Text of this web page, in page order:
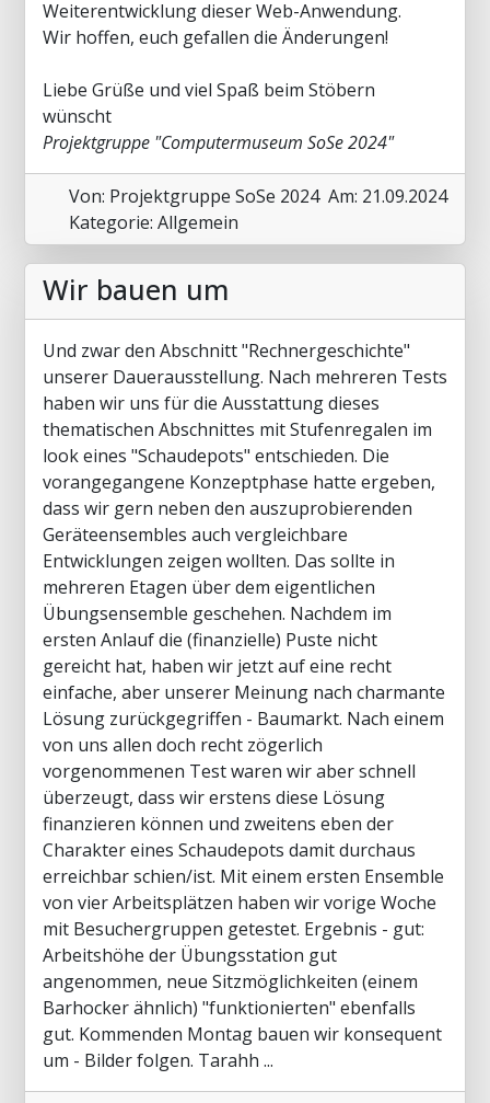
Weiterentwicklung dieser Web-Anwendung.
Wir hoffen, euch gefallen die Änderungen!
Liebe Grüße und viel Spaß beim Stöbern
wünscht
Projektgruppe "Computermuseum SoSe 2024"
Von: Projektgruppe SoSe 2024 Am: 21.09.2024
Kategorie: Allgemein
Wir bauen um
Und zwar den Abschnitt "Rechnergeschichte"
unserer Dauerausstellung. Nach mehreren Tests
haben wir uns für die Ausstattung dieses
thematischen Abschnittes mit Stufenregalen im
look eines "Schaudepots" entschieden. Die
vorangegangene Konzeptphase hatte ergeben,
dass wir gern neben den auszuprobierenden
Geräteensembles auch vergleichbare
Entwicklungen zeigen wollten. Das sollte in
mehreren Etagen über dem eigentlichen
Übungsensemble geschehen. Nachdem im
ersten Anlauf die (finanzielle) Puste nicht
gereicht hat, haben wir jetzt auf eine recht
einfache, aber unserer Meinung nach charmante
Lösung zurückgegriffen - Baumarkt. Nach einem
von uns allen doch recht zögerlich
vorgenommenen Test waren wir aber schnell
überzeugt, dass wir erstens diese Lösung
finanzieren können und zweitens eben der
Charakter eines Schaudepots damit durchaus
erreichbar schien/ist. Mit einem ersten Ensemble
von vier Arbeitsplätzen haben wir vorige Woche
mit Besuchergruppen getestet. Ergebnis - gut:
Arbeitshöhe der Übungsstation gut
angenommen, neue Sitzmöglichkeiten (einem
Barhocker ähnlich) "funktionierten" ebenfalls
gut. Kommenden Montag bauen wir konsequent
um - Bilder folgen. Tarahh ...